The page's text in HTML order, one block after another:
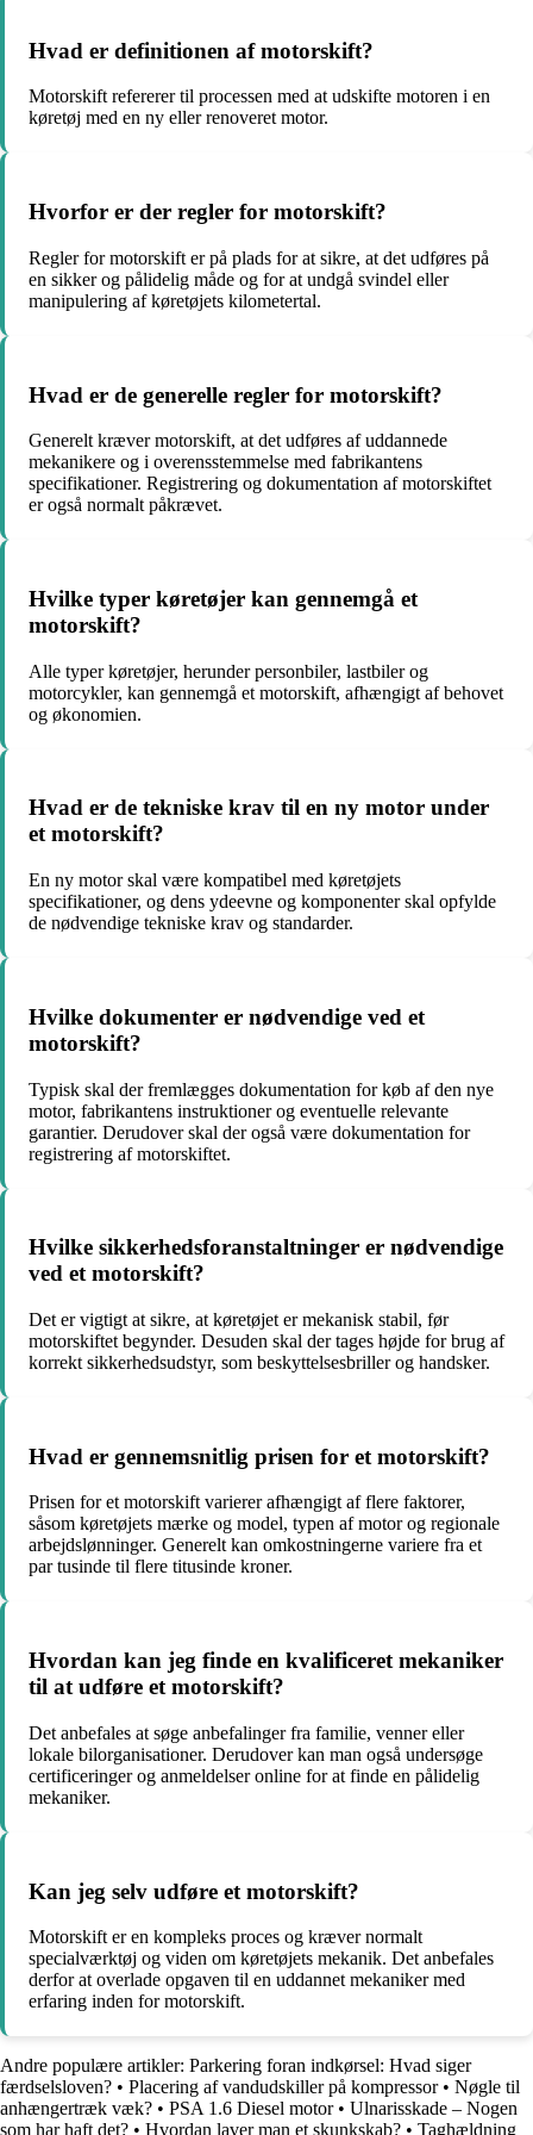
Hvad er definitionen af motorskift?
Motorskift refererer til processen med at udskifte motoren i en
køretøj med en ny eller renoveret motor.
Hvorfor er der regler for motorskift?
Regler for motorskift er på plads for at sikre, at det udføres på
en sikker og pålidelig måde og for at undgå svindel eller
manipulering af køretøjets kilometertal.
Hvad er de generelle regler for motorskift?
Generelt kræver motorskift, at det udføres af uddannede
mekanikere og i overensstemmelse med fabrikantens
specifikationer. Registrering og dokumentation af motorskiftet
er også normalt påkrævet.
Hvilke typer køretøjer kan gennemgå et
motorskift?
Alle typer køretøjer, herunder personbiler, lastbiler og
motorcykler, kan gennemgå et motorskift, afhængigt af behovet
og økonomien.
Hvad er de tekniske krav til en ny motor under
et motorskift?
En ny motor skal være kompatibel med køretøjets
specifikationer, og dens ydeevne og komponenter skal opfylde
de nødvendige tekniske krav og standarder.
Hvilke dokumenter er nødvendige ved et
motorskift?
Typisk skal der fremlægges dokumentation for køb af den nye
motor, fabrikantens instruktioner og eventuelle relevante
garantier. Derudover skal der også være dokumentation for
registrering af motorskiftet.
Hvilke sikkerhedsforanstaltninger er nødvendige
ved et motorskift?
Det er vigtigt at sikre, at køretøjet er mekanisk stabil, før
motorskiftet begynder. Desuden skal der tages højde for brug af
korrekt sikkerhedsudstyr, som beskyttelsesbriller og handsker.
Hvad er gennemsnitlig prisen for et motorskift?
Prisen for et motorskift varierer afhængigt af flere faktorer,
såsom køretøjets mærke og model, typen af motor og regionale
arbejdslønninger. Generelt kan omkostningerne variere fra et
par tusinde til flere titusinde kroner.
Hvordan kan jeg finde en kvalificeret mekaniker
til at udføre et motorskift?
Det anbefales at søge anbefalinger fra familie, venner eller
lokale bilorganisationer. Derudover kan man også undersøge
certificeringer og anmeldelser online for at finde en pålidelig
mekaniker.
Kan jeg selv udføre et motorskift?
Motorskift er en kompleks proces og kræver normalt
specialværktøj og viden om køretøjets mekanik. Det anbefales
derfor at overlade opgaven til en uddannet mekaniker med
erfaring inden for motorskift.
Andre populære artikler: Parkering foran indkørsel: Hvad siger
færdselsloven? • Placering af vandudskiller på kompressor• Nøgle til
anhængertræk væk? • PSA 1.6 Diesel motor• Ulnarisskade – Nogen
som har haft det? • Hvordan laver man et skunkskab? • Taghældning